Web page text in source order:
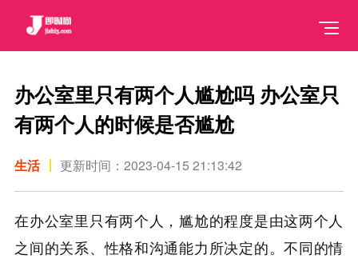
办公室里只有两个人尴尬吗 办公室只
有两个人的时候是否尴尬
生活 更新时间：2023-04-15 21:13:42
在办公室里只有两个人，尴尬的程度是由这两个人
之间的关系、性格和沟通能力所决定的。不同的情